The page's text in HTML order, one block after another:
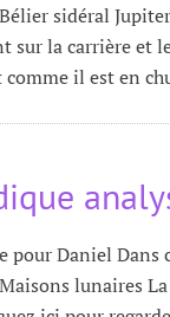
sidéral
sur la carrière
il est en
Daniel Dans
lunaires